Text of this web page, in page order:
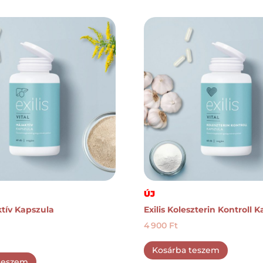
Kapszula
ÚJ
Exilis Koleszterin Kontroll
4 900 Ft
Kosárba teszem